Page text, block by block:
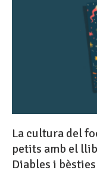
La cultura del
petits amb el
Diables i